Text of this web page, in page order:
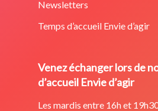
Newsletters
Temps d’accueil Envie d’agir
Venez échanger lors de
d’accueil Envie d’agir
Les mardis entre 16h et